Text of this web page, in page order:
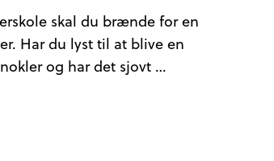
skal du brænde for en
Har du lyst til at blive en
og har det sjovt …